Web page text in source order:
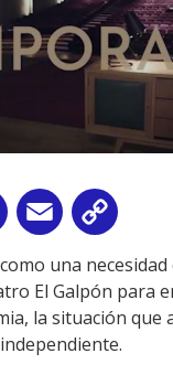
WhatsApp
Email
Link
una necesidad
El Galpón para
la situación que